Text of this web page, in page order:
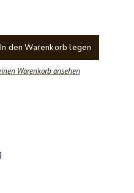
In den Warenkorb legen
Warenkorb ansehen